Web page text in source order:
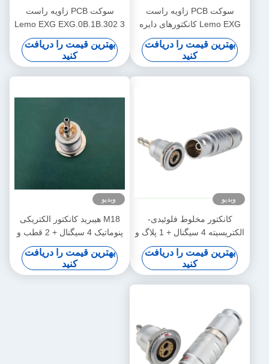
سوکت PCB زاویه راست
Lemo EXG کانکتورهای دایره
ای فشاری EXG.1B.310
بهترین قیمت را دریافت
کنید
سوکت PCB زاویه راست
Lemo EXG EXG.0B.1B.302 3
4 5 6 7 8 9 10 پین
بهترین قیمت را دریافت
کنید
ویدیو
کانکتور مخلوط فلوئیدی-
الکتریسیته 4 سیگنال + 1 پلاگ و
سوکت فلوئیدی برای تجهیزات
زیبایی
بهترین قیمت را دریافت
کنید
ویدیو
M18 هیبرید کانکتور الکتریکی
پنوماتیک 4 سیگنال + 2 قطب و
سوکت پنوماتیک
بهترین قیمت را دریافت
کنید